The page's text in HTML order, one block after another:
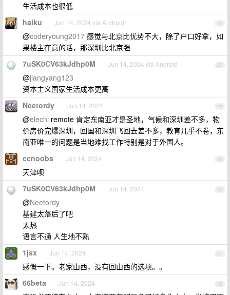
生活成本也很低
26
haiku Jun 14, 2024 via Android
@coderyoung2017 感觉与北京比优势不大，除了户口好拿，如
果楼主在意的话，那深圳比北京强
27
7uSK0CV63kJdhp0M Jun 14, 2024 via Android
@jiangyang123
资本主义国家生活成本更高
28
Neetordy Jun 14, 2024
@elechi remote 肯定东南亚才是圣地，气候和深圳差不多，物
价房价完爆深圳，回国和深圳飞回去差不多，教育几乎不卷，东
南亚唯一的问题是当地难找工作特别是对于外国人。
29
ccnoobs Jun 14, 2024
天津呗
30
7uSK0CV63kJdhp0M Jun 14, 2024
@Neetordy
基建太落后了吧
太热
语言不通 人生地不熟
31
1jsx Jun 14, 2024
感慨一下。老家山西，没有回山西的选项。。
32
66beta Jun 14, 2024